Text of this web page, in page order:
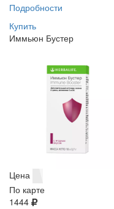
Подробности
Купить
Иммьюн Бустер
Цена
По карте
1444